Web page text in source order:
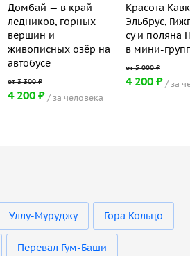
Домбай — в край
ледников, горных
вершин и
живописных озёр на
автобусе
4 200 ₽ за человека
Красота
Эльбрус,
су и поляна
в мини-
4 200 ₽ за
Уллу-Муруджу Гора Кольцо
Перевал Гум-Баши